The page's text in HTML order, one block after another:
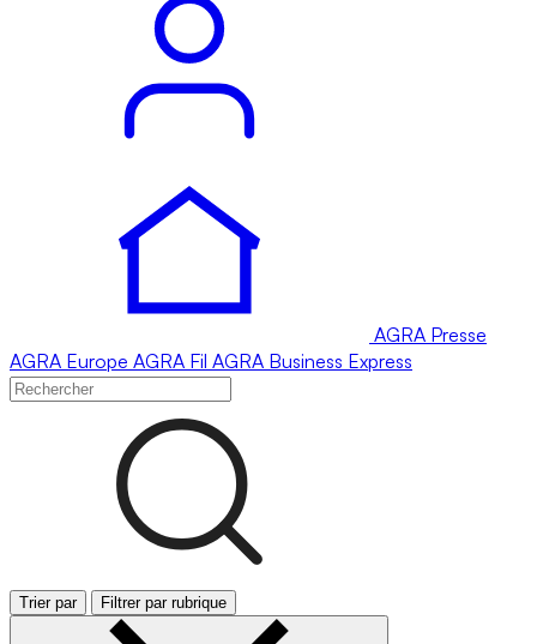
AGRA Presse
AGRA Europe AGRA Fil AGRA Business Express
Trier par Filtrer par rubrique